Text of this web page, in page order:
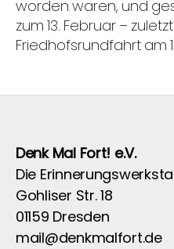
worden waren, und
zum 13. Februar –
Friedhofsrundfahrt am
Denk Mal Fort! e.V.
Die
Gohliser Str. 18
01159 Dresden
mail@denkmalfort.de